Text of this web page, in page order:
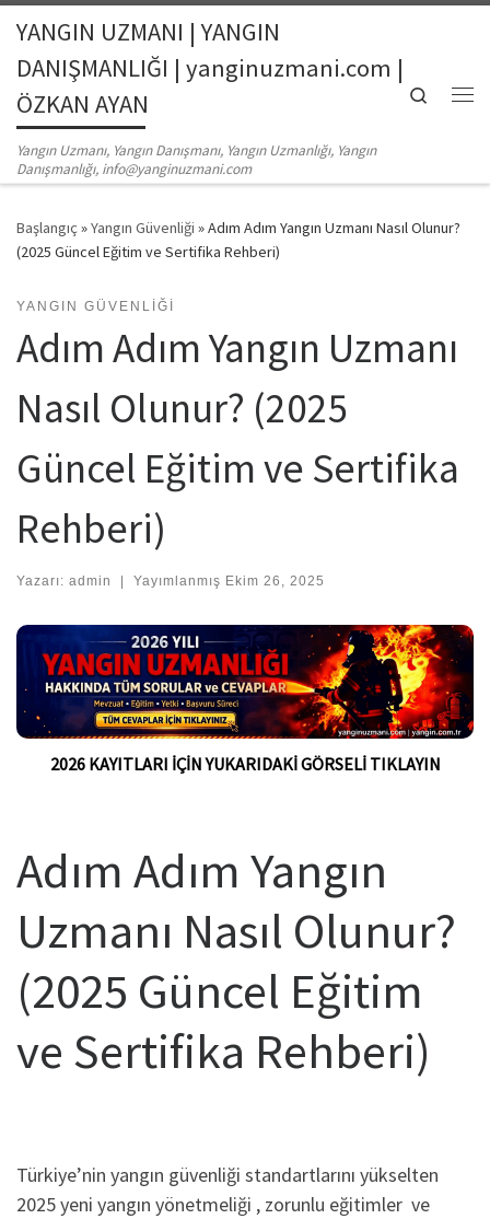
Skip to content
YANGIN UZMANI | YANGIN
DANIŞMANLIĞI | yanginuzmani.com |
ÖZKAN AYAN
Yangın Uzmanı, Yangın Danışmanı, Yangın Uzmanlığı, Yangın
Danışmanlığı, info@yanginuzmani.com
Search
Başlangıç »Yangın Güvenliği »Adım Adım Yangın Uzmanı Nasıl Olunur?
(2025 Güncel Eğitim ve Sertifika Rehberi)
YANGIN GÜVENLIĞI
Adım Adım Yangın Uzmanı
Nasıl Olunur? (2025
Güncel Eğitim ve Sertifika
Rehberi)
Yazarı: admin Yayımlanmış Ekim 26, 2025
2026 KAYITLARI İÇİN YUKARIDAKİ GÖRSELİ TIKLAYIN
Adım Adım Yangın
Uzmanı Nasıl Olunur?
(2025 Güncel Eğitim
ve Sertifika Rehberi)
Türkiye’nin yangın güvenliği standartlarını yükselten
2025 yeni yangın yönetmeliği , zorunlu eğitimler ve